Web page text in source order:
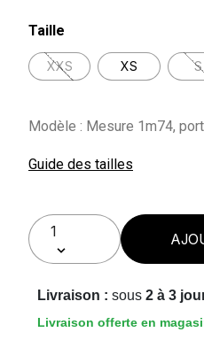
Taille
XXS XS S
Modèle : Mesure 1m74,
Guide des tailles
Livraison : sous 2 à 3
Livraison offerte en